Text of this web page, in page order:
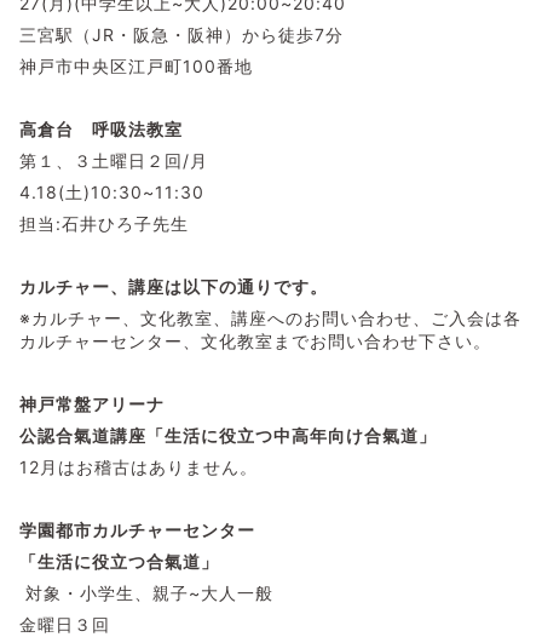
三宮駅（JR・阪急・阪神）から徒歩7分
神戸市中央区江戸町100番地
高倉台 呼吸法教室
第１、３土曜日２回/月
4.18(土)10:30~11:30
担当:石井ひろ子先生
カルチャー、講座は以下の通りです。
※カルチャー、文化教室、講座へのお問い合わせ、ご入会は各
カルチャーセンター、文化教室までお問い合わせ下さい。
神戸常盤アリーナ
公認合氣道講座「生活に役立つ中高年向け合氣道」
12月はお稽古はありません。
学園都市カルチャーセンター
「生活に役立つ合氣道」
対象・小学生、親子~大人一般
金曜日３回